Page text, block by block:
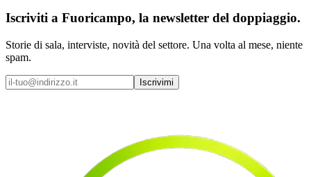
Iscriviti a Fuoricampo, la newsletter del doppiaggio.
Storie di sala, interviste, novità del settore. Una volta al mese, niente
spam.
Iscrivimi